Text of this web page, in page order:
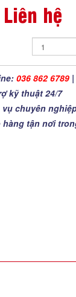
hệ
036 862 6789
kỹ thuật 24/7
vụ chuyên
hàng tận nơi